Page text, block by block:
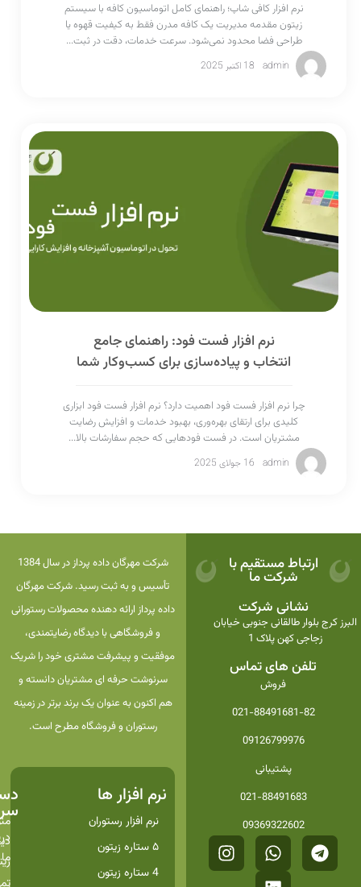
نرم افزار کافی شاپ؛ راهنمای کامل اتوماسیون کافه با سیستم
زیتون مقدمه مدیریت یک کافه مدرن فقط به کیفیت قهوه یا
طراحی فضا محدود نمی‌شود. سرعت خدمات، دقت در ثبت...
admin 18 اکتبر 2025
نرم افزار فست فود: راهنمای جامع
انتخاب و پیاده‌سازی برای کسب‌وکار شما
چرا نرم افزار فست فود اهمیت دارد؟ نرم افزار فست فود ابزاری
کلیدی برای ارتقای بهره‌وری، بهبود خدمات و افزایش رضایت
مشتریان است. در فست فودهایی که حجم سفارشات بالا...
admin 16 جولای 2025
ارتباط مستقیم با
شرکت ما
نشانی شرکت
البرز کرج بلوار طالقانی جنوبی خیابان
زجاجی کهن پلاک 1
تلفن های تماس
فروش
021-88491681-82
09126799976
پشتیبانی
021-88491683
09369322602
شرکت مهرگان داده پرداز در سال 1384
تأسیس و به ثبت رسید. شرکت مهرگان
داده پرداز ارائه دهنده محصولات رستورانی
و فروشگاهی با دیدگاه رضایتمندی،
موفقیت و پیشرفت مشتری خود را شریک
سرنوشت حرفه ای مشتریان دانسته و
هم اکنون به عنوان یک برند برتر در زمینه
رستوران و فروشگاه مطرح است.
نرم افزار ها
نرم افزار رستوران
۵ ستاره زیتون
4 ستاره زیتون
ما